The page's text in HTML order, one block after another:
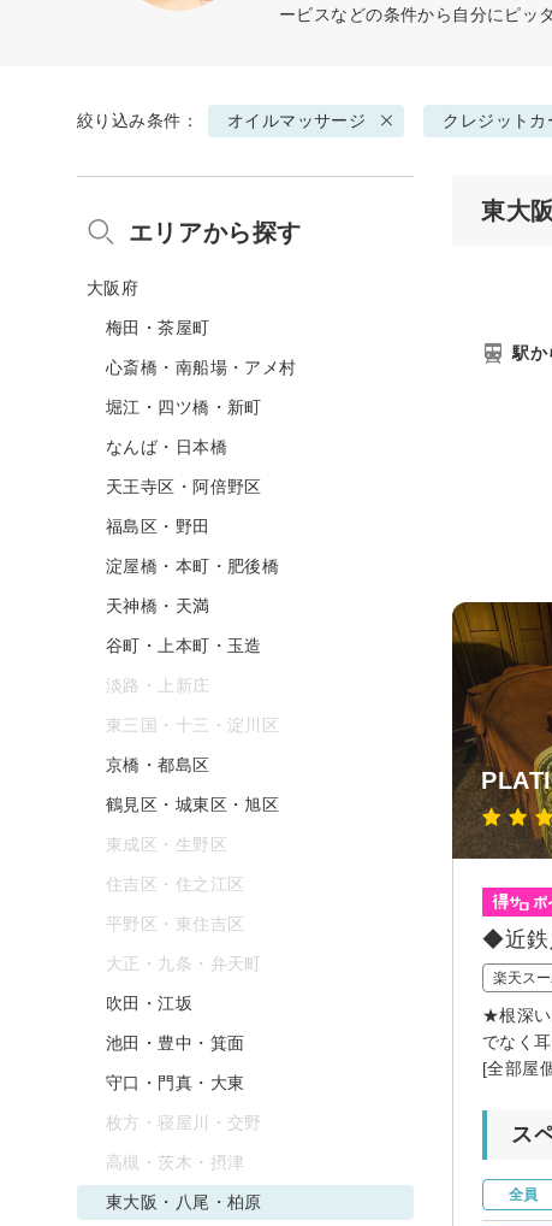
ービスなどの条件から自分にピッ
絞り込み条件： オイルマッサージ クレジットカ
東大
駅か
◆近鉄
楽天スー
★根深い
でなく
[全部屋
ス
全員
エリアから探す
大阪府
梅田・茶屋町
心斎橋・南船場・アメ村
堀江・四ツ橋・新町
なんば・日本橋
天王寺区・阿倍野区
福島区・野田
淀屋橋・本町・肥後橋
天神橋・天満
谷町・上本町・玉造
淡路・上新庄
東三国・十三・淀川区
京橋・都島区
鶴見区・城東区・旭区
東成区・生野区
住吉区・住之江区
平野区・東住吉区
大正・九条・弁天町
吹田・江坂
池田・豊中・箕面
守口・門真・大東
枚方・寝屋川・交野
高槻・茨木・摂津
東大阪・八尾・柏原